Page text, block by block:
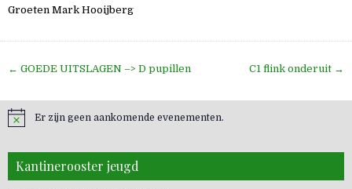
Groeten Mark Hooijberg
Bericht
← GOEDE UITSLAGEN –> D pupillen C1 flink onderuit →
Er zijn geen aankomende evenementen.
Kantinerooster jeugd